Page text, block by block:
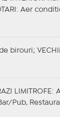
: Aer
birouri;
LIMITROFE :
Pub,